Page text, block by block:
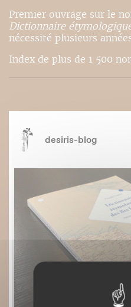
Premier ouvrage sur le
Dictionnaire
nécessité plusieurs
Index de plus de 1 500